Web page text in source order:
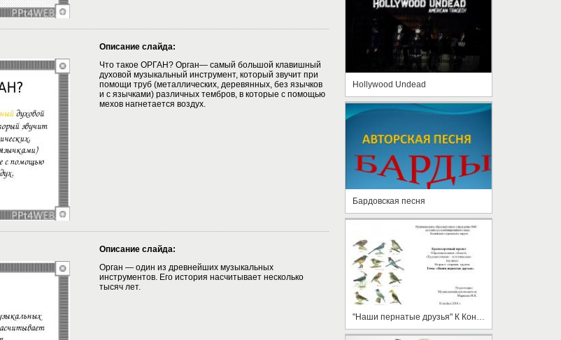
Описание слайда:
Что такое ОРГАН? Орган— самый большой клавишный
духовой музыкальный инструмент, который звучит при
помощи труб (металлических, деревянных, без язычков
и с язычками) различных тембров, в которые с помощью
мехов нагнетается воздух.
Описание слайда:
Орган — один из древнейших музыкальных
инструментов. Его история насчитывает несколько
тысяч лет.
Hollywood Undead
Бардовская песня
"Наши пернатые друзья" К Конспекту НОД ст гр